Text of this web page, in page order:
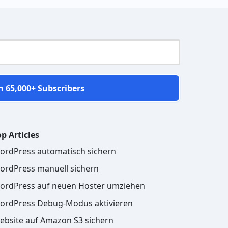
65,000+ Subscribers
Articles
automatisch sichern
manuell sichern
auf neuen Hoster umziehen
Debug-Modus aktivieren
auf Amazon S3 sichern